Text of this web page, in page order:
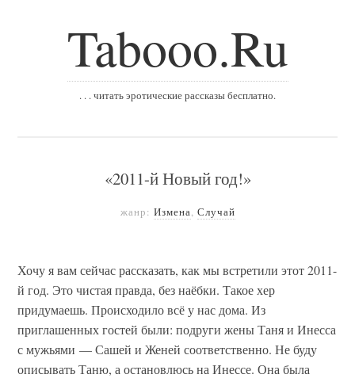
Tabooo.Ru
. . . читать эротические рассказы бесплатно.
«2011-й Новый год!»
жанр: Измена, Случай
Хочу я вам сейчас рассказать, как мы встретили этот 2011-
й год. Это чистая правда, без наёбки. Такое хер
придумаешь. Происходило всё у нас дома. Из
приглашенных гостей были: подруги жены Таня и Инесса
с мужьями — Сашей и Женей соответственно. Не буду
описывать Таню, а остановлюсь на Инессе. Она была